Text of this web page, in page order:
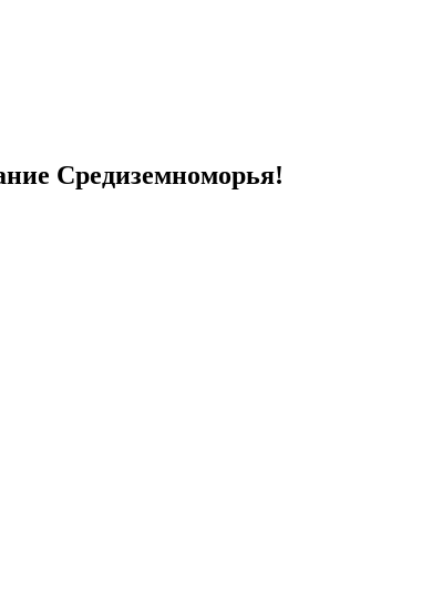
Средиземноморья!